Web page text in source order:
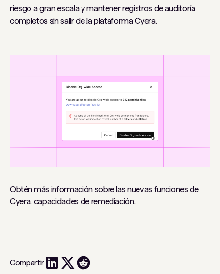
riesgo a gran escala y mantener registros de auditoría
completos sin salir de la plataforma Cyera.
Obtén más información sobre las nuevas funciones de
Cyera. capacidades de remediación.
Compartir